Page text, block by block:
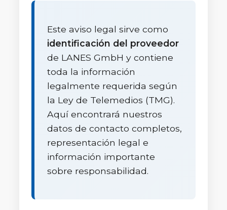
Este aviso legal sirve como
identificación del proveedor
de LANES GmbH y contiene
toda la información
legalmente requerida según
la Ley de Telemedios (TMG).
Aquí encontrará nuestros
datos de contacto completos,
representación legal e
información importante
sobre responsabilidad.